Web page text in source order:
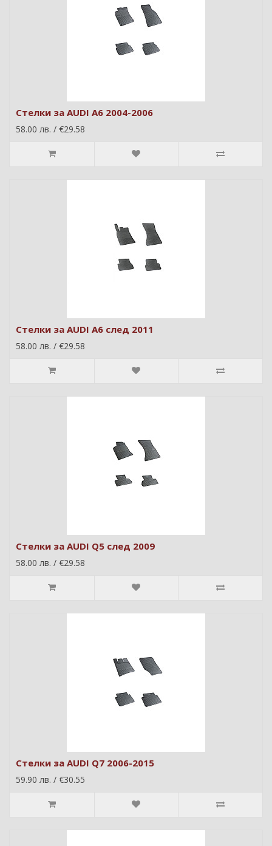
Стелки за AUDI A6 2004-2006
58.00 лв. / €29.58
Стелки за AUDI A6 след 2011
58.00 лв. / €29.58
Стелки за AUDI Q5 след 2009
58.00 лв. / €29.58
Стелки за AUDI Q7 2006-2015
59.90 лв. / €30.55